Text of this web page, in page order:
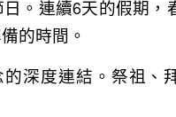
。連續6天的假期，
的時間。
深度連結。祭祖、